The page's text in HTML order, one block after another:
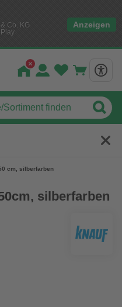
Co. KG
Anzeigen
cm, silberfarben
silberfarben